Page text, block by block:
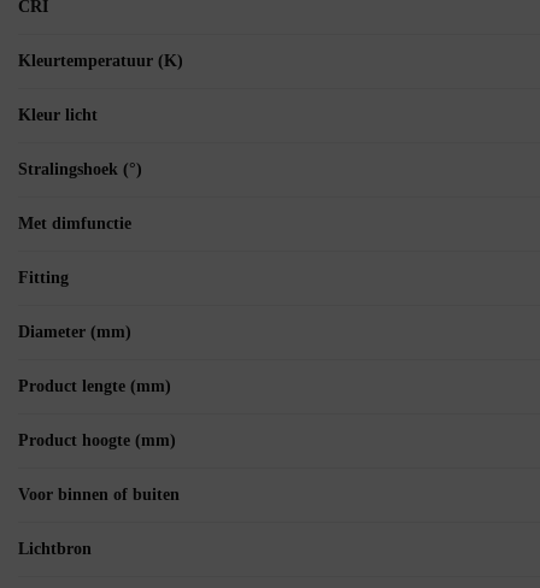
CRI
Kleurtemperatuur (K)
Kleur licht
Stralingshoek (°)
Met dimfunctie
Fitting
Diameter (mm)
Product lengte (mm)
Product hoogte (mm)
Voor binnen of buiten
Lichtbron